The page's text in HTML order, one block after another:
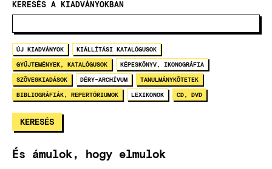
KERESÉS A KIADVÁNYOKBAN
ÚJ KIADVÁNYOK KIÁLLÍTÁSI KATALÓGUSOK
GYŰJTEMÉNYEK, KATALÓGUSOK KÉPESKÖNYV, IKONOGRÁFIA
SZÖVEGKIADÁSOK DÉRY-ARCHÍVUM TANULMÁNYKÖTETEK
BIBLIOGRÁFIÁK, REPERTÓRIUMOK LEXIKONOK CD, DVD
És ámulok, hogy elmulok